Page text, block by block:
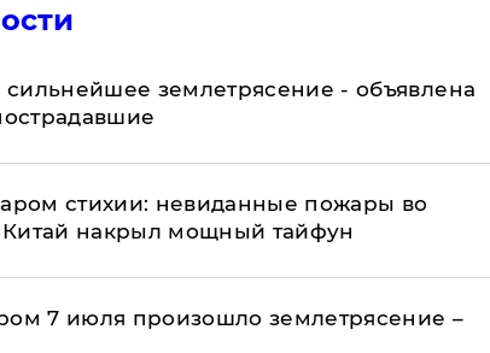
землетрясение - объявлена
стихии: невиданные пожары во
накрыл мощный тайфун
7 июля произошло землетрясение –